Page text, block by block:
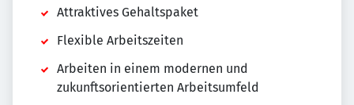
Attraktives Gehaltspaket
Flexible Arbeitszeiten
Arbeiten in einem modernen und
zukunftsorientierten Arbeitsumfeld